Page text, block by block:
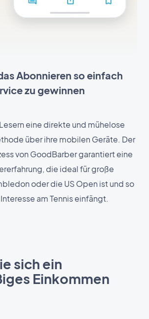
Abonnieren so einfach
zu gewinnen
eine direkte und mühelose
über ihre mobilen Geräte. Der
von GoodBarber garantiert eine
die ideal für große
oder die US Open ist und so
am Tennis einfängt.
sich ein
Einkommen